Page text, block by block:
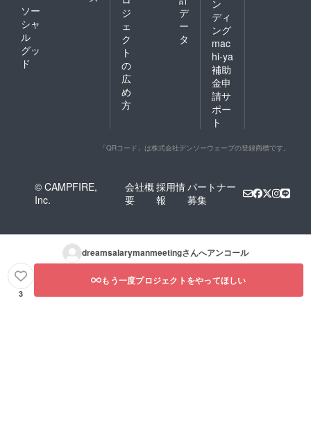
ソー
シャ
ル
グッ
ド
ジ
ェ
ク
ト
の
広
め
方
デ
ー
タ
ン
ディ
ング
mac
hi-ya
補助
金申
請サ
ポー
ト
「QRコード」は株式会社デンソーウェーブの登録商標です。
© CAMPFIRE,
Inc.
会社概
要
採用情
報
パートナー
募集
dreamsalarymanmeetingさんへアンコール
3
もう一度プロジェクトをやってほしい